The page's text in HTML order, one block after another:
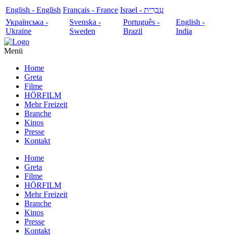
English - English Français - France
עִבְרִית - Israel
Українська -
Ukraine
Svenska -
Sweden
Português -
Brazil
English -
India
Menü
Home
Greta
Filme
HÖRFILM
Mehr Freizeit
Branche
Kinos
Presse
Kontakt
Home
Greta
Filme
HÖRFILM
Mehr Freizeit
Branche
Kinos
Presse
Kontakt